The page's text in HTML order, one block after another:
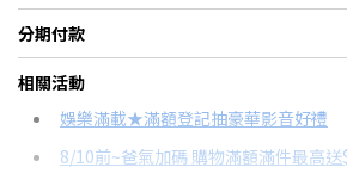
分期付款
＊實際可分期數、適用利率，請以購物車顯
信用卡分期
分期數 每期金額
相關活動
娛樂滿載★滿額登記抽豪華影音好禮
8/10前~爸氣加碼 購物滿額滿件最高送